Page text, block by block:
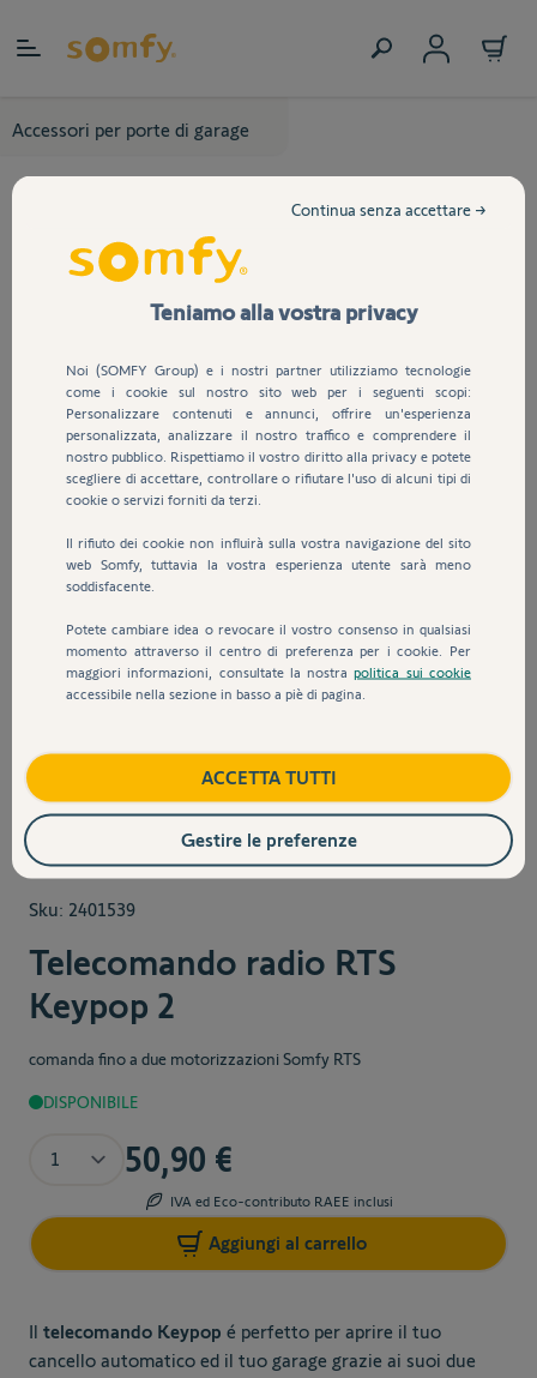
Accessori per porte di garage
View larger imageView larger imageView larger image
Sku: 2401539
Telecomando radio RTS
Keypop 2
comanda fino a due motorizzazioni Somfy RTS
DISPONIBILE
50,90 €
IVA ed Eco-contributo RAEE inclusi
Aggiungi al carrello
Il telecomando Keypop é perfetto per aprire il tuo
cancello automatico ed il tuo garage grazie ai suoi due
Teniamo alla vostra privacy
Noi (SOMFY Group) e i nostri partner utilizziamo tecnologie
come i cookie sul nostro sito web per i seguenti scopi:
Personalizzare contenuti e annunci, offrire un'esperienza
personalizzata, analizzare il nostro traffico e comprendere il
nostro pubblico. Rispettiamo il vostro diritto alla privacy e potete
scegliere di accettare, controllare o rifiutare l'uso di alcuni tipi di
cookie o servizi forniti da terzi.
Il rifiuto dei cookie non influirà sulla vostra navigazione del sito
web Somfy, tuttavia la vostra esperienza utente sarà meno
soddisfacente.
Potete cambiare idea o revocare il vostro consenso in qualsiasi
momento attraverso il centro di preferenza per i cookie. Per
maggiori informazioni, consultate la nostrapolitica sui cookie
accessibile nella sezione in basso a piè di pagina.
Continua senza accettare →
ACCETTA TUTTI
Gestire le preferenze